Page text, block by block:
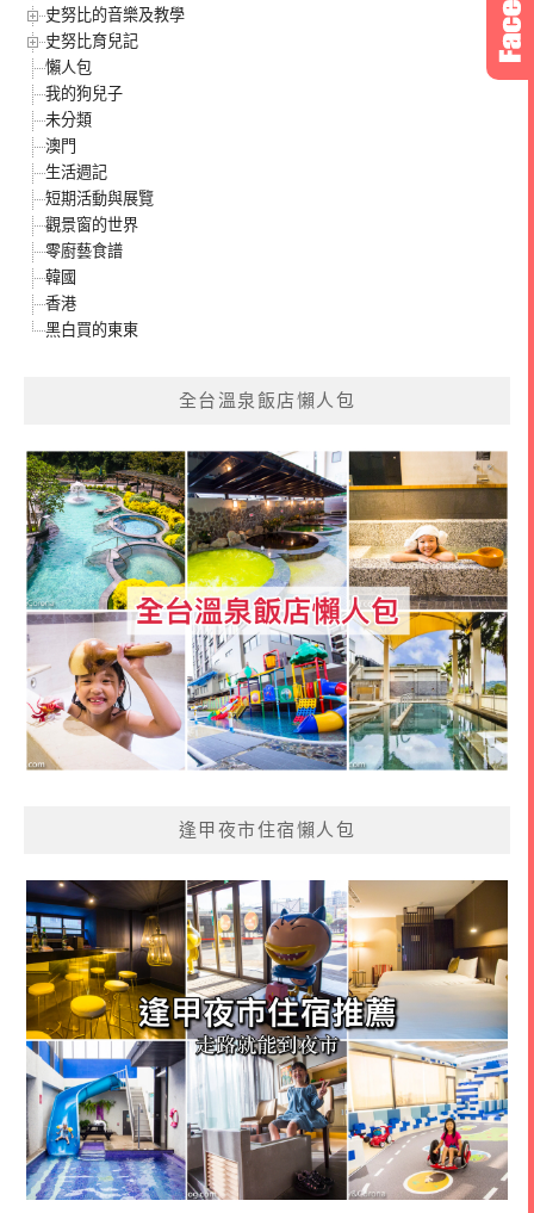
史努比的音樂及教學
史努比育兒記
懶人包
我的狗兒子
未分類
澳門
生活週記
短期活動與展覽
觀景窗的世界
零廚藝食譜
韓國
香港
黑白買的東東
全台溫泉飯店懶人包
逢甲夜市住宿懶人包